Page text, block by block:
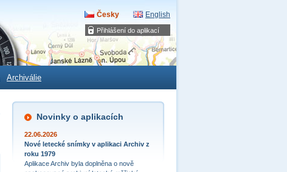
Přihlášení do aplikací
Česky English
Archiválie
Novinky o aplikacích
22.06.2026
Nové letecké snímky v aplikaci Archiv z
roku 1979
Aplikace Archiv byla doplněna o nově